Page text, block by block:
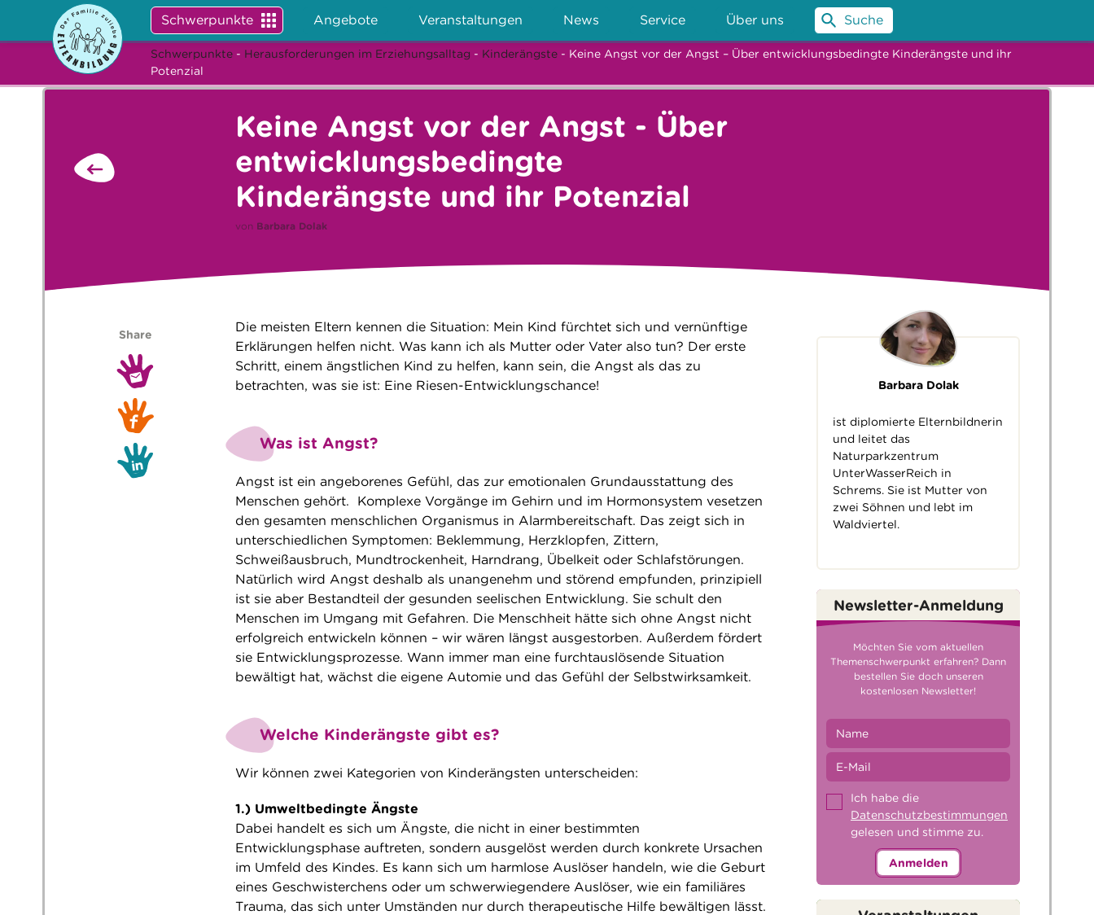
Schwerpunkte Angebote Veranstaltungen News Service Über uns Suche
Schwerpunkte - Herausforderungen im Erziehungsalltag - Kinderängste - Keine Angst vor der Angst – Über entwicklungsbedingte Kinderängste und ihr
Potenzial
Keine Angst vor der Angst - Über
entwicklungsbedingte
Kinderängste und ihr Potenzial
von Barbara Dolak
Die meisten Eltern kennen die Situation: Mein Kind fürchtet sich und vernünftige
Erklärungen helfen nicht. Was kann ich als Mutter oder Vater also tun? Der erste
Schritt, einem ängstlichen Kind zu helfen, kann sein, die Angst als das zu
betrachten, was sie ist: Eine Riesen-Entwicklungschance!
Was ist Angst?
Angst ist ein angeborenes Gefühl, das zur emotionalen Grundausstattung des
Menschen gehört. Komplexe Vorgänge im Gehirn und im Hormonsystem vesetzen
den gesamten menschlichen Organismus in Alarmbereitschaft. Das zeigt sich in
unterschiedlichen Symptomen: Beklemmung, Herzklopfen, Zittern,
Schweißausbruch, Mundtrockenheit, Harndrang, Übelkeit oder Schlafstörungen.
Natürlich wird Angst deshalb als unangenehm und störend empfunden, prinzipiell
ist sie aber Bestandteil der gesunden seelischen Entwicklung. Sie schult den
Menschen im Umgang mit Gefahren. Die Menschheit hätte sich ohne Angst nicht
erfolgreich entwickeln können – wir wären längst ausgestorben. Außerdem fördert
sie Entwicklungsprozesse. Wann immer man eine furchtauslösende Situation
bewältigt hat, wächst die eigene Automie und das Gefühl der Selbstwirksamkeit.
Welche Kinderängste gibt es?
Wir können zwei Kategorien von Kinderängsten unterscheiden:
1.) Umweltbedingte Ängste
Dabei handelt es sich um Ängste, die nicht in einer bestimmten
Entwicklungsphase auftreten, sondern ausgelöst werden durch konkrete Ursachen
im Umfeld des Kindes. Es kann sich um harmlose Auslöser handeln, wie die Geburt
eines Geschwisterchens oder um schwerwiegendere Auslöser, wie ein familiäres
Trauma, das sich unter Umständen nur durch therapeutische Hilfe bewältigen lässt.
Share
Barbara Dolak
ist diplomierte Elternbildnerin
und leitet das
Naturparkzentrum
UnterWasserReich in
Schrems. Sie ist Mutter von
zwei Söhnen und lebt im
Waldviertel.
Newsletter-Anmeldung
Möchten Sie vom aktuellen
Themenschwerpunkt erfahren? Dann
bestellen Sie doch unseren
kostenlosen Newsletter!
Ich habe die
Datenschutzbestimmungen
gelesen und stimme zu.
Anmelden